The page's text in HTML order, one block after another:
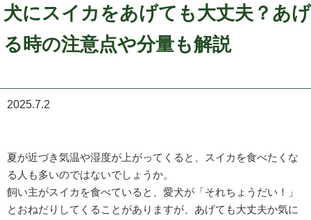
犬にスイカをあげても大丈夫？あげ
る時の注意点や分量も解説
2025.7.2
夏が近づき気温や湿度が上がってくると、スイカを食べたくな
る人も多いのではないでしょうか。
飼い主がスイカを食べていると、愛犬が「それちょうだい！」
とおねだりしてくることがありますが、あげても大丈夫か気に